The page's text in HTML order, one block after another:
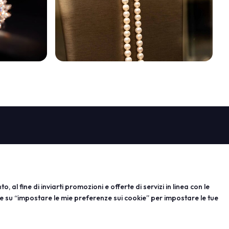
al fine di inviarti promozioni e offerte di servizi in linea con le
“impostare le mie preferenze sui cookie” per impostare le tue
Education